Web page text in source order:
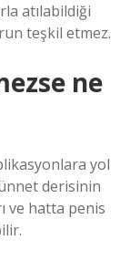
atılabildiği
teşkil etmez.
ne
yol
derisinin
ve hatta penis